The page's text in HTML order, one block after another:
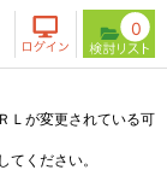
0
Ｌが変更されている可
ください。